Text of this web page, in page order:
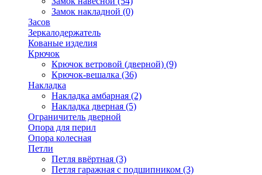
Замок накладной (0)
Засов
Зеркалодержатель
Кованые изделия
Крючок
Крючок ветровой (дверной) (9)
Крючок-вешалка (36)
Накладка
Накладка амбарная (2)
Накладка дверная (5)
Ограничитель дверной
Опора для перил
Опора колесная
Петли
Петля ввёртная (3)
Петля гаражная с подшипником (3)